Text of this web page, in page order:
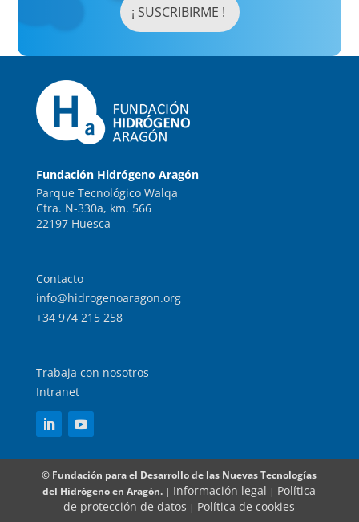
Fundación Hidrógeno Aragón
Parque Tecnológico Walqa
Ctra. N-330a, km. 566
22197 Huesca
Contacto
info@hidrogenoaragon.org
+34 974 215 258
Trabaja con nosotros
Intranet
© Fundación para el Desarrollo de las Nuevas Tecnologías
del Hidrógeno en Aragón. | Información legal | Política
de protección de datos | Política de cookies